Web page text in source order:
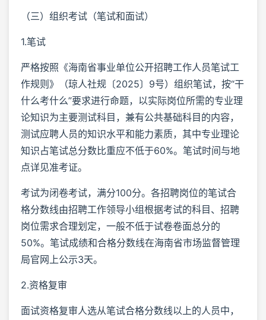
（三）组织考试（笔试和面试）
1.笔试
严格按照《海南省事业单位公开招聘工作人员笔试工
作规则》（琼人社规〔2025〕9号）组织笔试，按“干
什么考什么”要求进行命题，以实际岗位所需的专业理
论知识为主要测试科目，兼有公共基础科目的内容，
测试应聘人员的知识水平和能力素质，其中专业理论
知识占笔试总分数比重应不低于60%。笔试时间与地
点详见准考证。
考试为闭卷考试，满分100分。各招聘岗位的笔试合
格分数线由招聘工作领导小组根据考试的科目、招聘
岗位需求合理划定，一般不低于试卷卷面总分的
50%。笔试成绩和合格分数线在海南省市场监督管理
局官网上公示3天。
2.资格复审
面试资格复审人选从笔试合格分数线以上的人员中，